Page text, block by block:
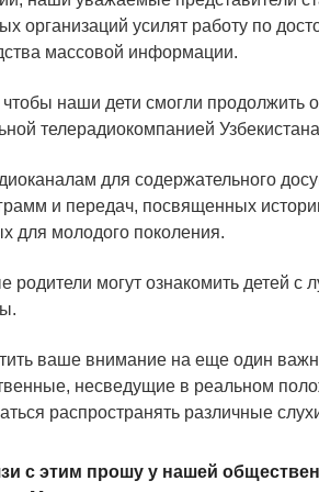
организаций усилят работу по
массовой информации.
чтобы наши дети смогли
телерадиокомпанией
для содержательного
и передач, посвященных
для молодого поколения.
родители могут ознакомить детей
ваше внимание на еще один
несведущие в реальном
распространять различные
с этим прошу у нашей